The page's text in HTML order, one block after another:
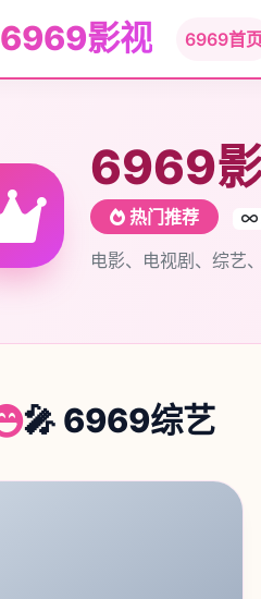
6969影视 6969首
6969影
热门推荐
电影、电视剧、综艺
🎤 6969综艺